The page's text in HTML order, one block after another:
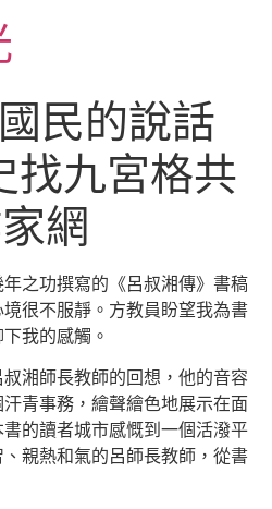
民的說話
找九宮格共
網
之功撰寫的《呂叔湘傳》書稿
很不服靜。方教員盼望我為書
我的感觸。
湘師長教師的回想，他的音容
青事務，繪聲繪色地展示在面
的讀者城市感慨到一個活潑平
親熱和氣的呂師長教師，從書